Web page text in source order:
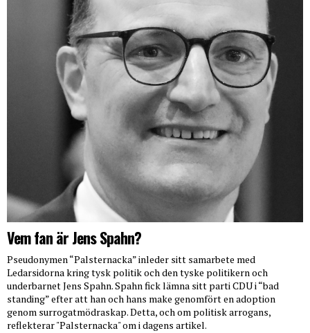
Vem fan är Jens Spahn?
Pseudonymen “Palsternacka” inleder sitt samarbete med
Ledarsidorna kring tysk politik och den tyske politikern och
underbarnet Jens Spahn. Spahn fick lämna sitt parti CDU i “bad
standing” efter att han och hans make genomfört en adoption
genom surrogatmödraskap. Detta, och om politisk arrogans,
reflekterar "Palsternacka" om i dagens artikel.